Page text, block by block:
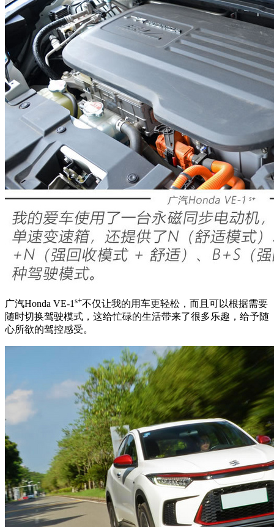
广汽Honda VE-1 s+不仅让我的用车更轻松，而且可以根据需要
随时切换驾驶模式，这给忙碌的生活带来了很多乐趣，给予随
心所欲的驾控感受。